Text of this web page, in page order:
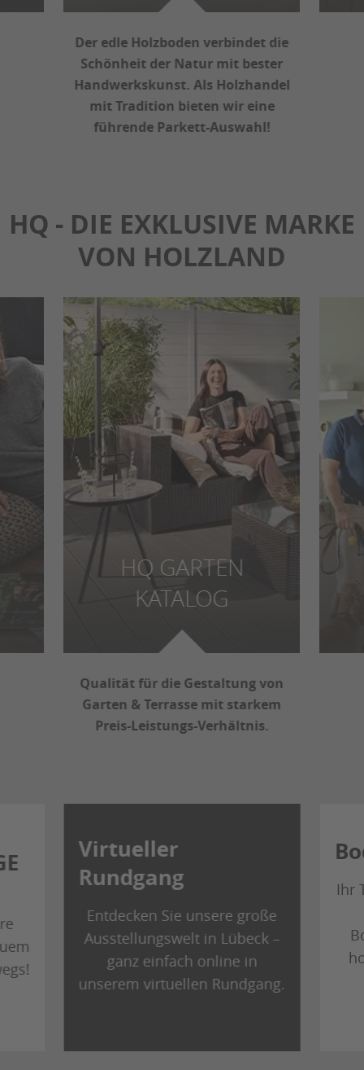
Der edle Holzboden verbindet die
Schönheit der Natur mit bester
Handwerkskunst. Als Holzhandel
mit Tradition bieten wir eine
führende Parkett-Auswahl!
HQ - DIE EXKLUSIVE MARKE
VON HOLZLAND
HQ GARTEN
KATALOG
Qualität für die Gestaltung von
Garten & Terrasse mit starkem
Preis-Leistungs-Verhältnis.
Virtueller
Rundgang
Entdecken Sie unsere große
Ausstellungswelt in Lübeck –
ganz einfach online in
unserem virtuellen Rundgang.
Ihr